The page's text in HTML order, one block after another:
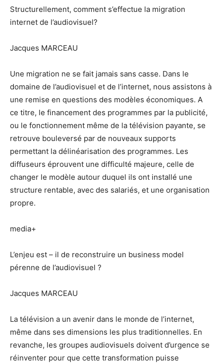
Structurellement, comment s’effectue la migration
internet de l’audiovisuel?
Jacques MARCEAU
Une migration ne se fait jamais sans casse. Dans le
domaine de l’audiovisuel et de l’internet, nous assistons à
une remise en questions des modèles économiques. A
ce titre, le financement des programmes par la publicité,
ou le fonctionnement même de la télévision payante, se
retrouve bouleversé par de nouveaux supports
permettant la délinéarisation des programmes. Les
diffuseurs éprouvent une difficulté majeure, celle de
changer le modèle autour duquel ils ont installé une
structure rentable, avec des salariés, et une organisation
propre.
media+
L’enjeu est – il de reconstruire un business model
pérenne de l’audiovisuel ?
Jacques MARCEAU
La télévision a un avenir dans le monde de l’internet,
même dans ses dimensions les plus traditionnelles. En
revanche, les groupes audiovisuels doivent d’urgence se
réinventer pour que cette transformation puisse